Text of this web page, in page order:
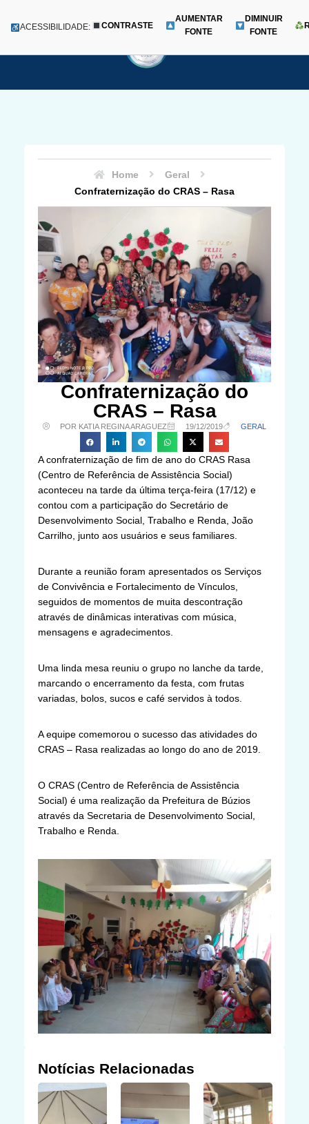
para
Menu
ACESSIBILIDADE: CONTRASTE
AUMENTAR
FONTE
DIMINUIR
FONTE
Home
Geral
Confraternização do CRAS – Rasa
Confraternização do
CRAS – Rasa
POR KATIA REGINA ARAGUEZ 19/12/2019 GERAL
A confraternização de fim de ano do CRAS Rasa
(Centro de Referência de Assistência Social)
aconteceu na tarde da última terça-feira (17/12) e
contou com a participação do Secretário de
Desenvolvimento Social, Trabalho e Renda, João
Carrilho, junto aos usuários e seus familiares.
Durante a reunião foram apresentados os Serviços
de Convivência e Fortalecimento de Vínculos,
seguidos de momentos de muita descontração
através de dinâmicas interativas com música,
mensagens e agradecimentos.
Uma linda mesa reuniu o grupo no lanche da tarde,
marcando o encerramento da festa, com frutas
variadas, bolos, sucos e café servidos à todos.
A equipe comemorou o sucesso das atividades do
CRAS – Rasa realizadas ao longo do ano de 2019.
O CRAS (Centro de Referência de Assistência
Social) é uma realização da Prefeitura de Búzios
através da Secretaria de Desenvolvimento Social,
Trabalho e Renda.
Notícias Relacionadas